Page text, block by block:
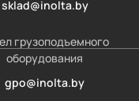
sklad@inolta.by
грузоподъемного
оборудования
gpo@inolta.by